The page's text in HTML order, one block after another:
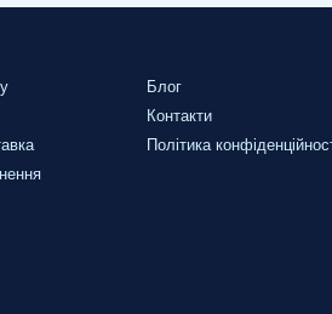
Блог
Контакти
Політика